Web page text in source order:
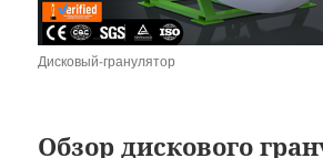
Дисковый-гранулятор
Обзор дискового